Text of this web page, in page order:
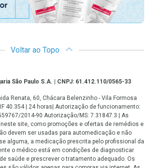
Voltar ao Topo
São Paulo S.A. | CNPJ: 61.412.110/0565-33
Renata, 60, Chácara Belenzinho - Vila Formosa
40.354 | 24 horas| Autorização de funcionamento:
2014-90 Autorização/MS: 7.31847.3 | As
site, como promoções e ofertas de remédios e
devem ser usadas para automedicação e não
alguma, a medicação prescrita pelo profissional da
o médico está em condições de diagnosticar
saúde e prescrever o tratamento adequado. Os